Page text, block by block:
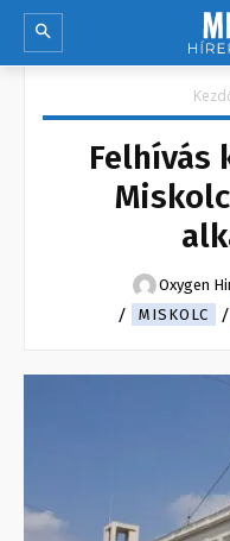
Felhívás
Oxygen
MISKOLC